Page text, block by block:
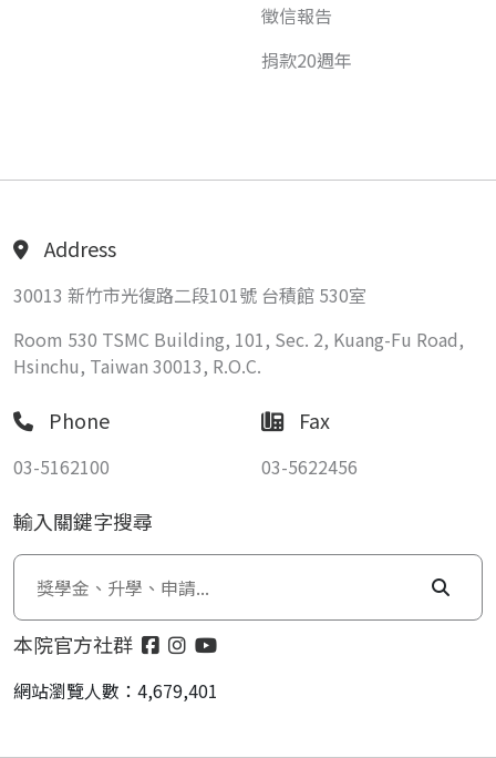
徵信報告
捐款20週年
Address
30013 新竹市光復路二段101號 台積館 530室
Room 530 TSMC Building, 101, Sec. 2, Kuang-Fu Road,
Hsinchu, Taiwan 30013, R.O.C.
Phone
03-5162100
Fax
03-5622456
輸入關鍵字搜尋
本院官方社群
網站瀏覽人數：4,679,401